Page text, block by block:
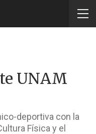
UNAM
deportiva con la
Física y el